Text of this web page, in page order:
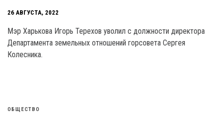
26 АВГУСТА, 2022
Мэр Харькова Игорь Терехов уволил с должности директора
Департамента земельных отношений горсовета Сергея
Колесника.
ОБЩЕСТВО